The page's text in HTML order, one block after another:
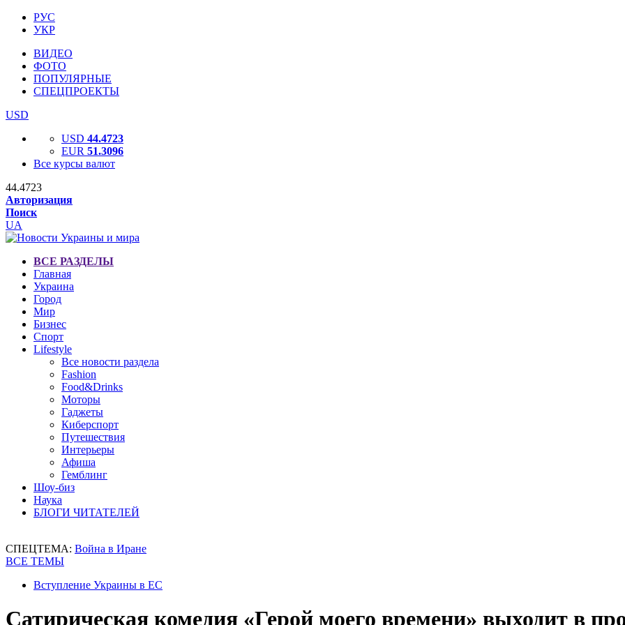
РУС
УКР
ВИДЕО
ФОТО
ПОПУЛЯРНЫЕ
СПЕЦПРОЕКТЫ
USD
USD 44.4723
EUR 51.3096
Все курсы валют
44.4723
Авторизация
Поиск
UA
ВСЕ РАЗДЕЛЫ
Главная
Украина
Город
Мир
Бизнес
Спорт
Lifestyle
Все новости раздела
Fashion
Food&Drinks
Моторы
Гаджеты
Киберспорт
Путешествия
Интерьеры
Афиша
Гемблинг
Шоу-биз
Наука
БЛОГИ ЧИТАТЕЛЕЙ
СПЕЦТЕМА: Война в Иране
ВСЕ ТЕМЫ
Вступление Украины в ЕС
Сатирическая комедия «Герой моего времени» выходит в